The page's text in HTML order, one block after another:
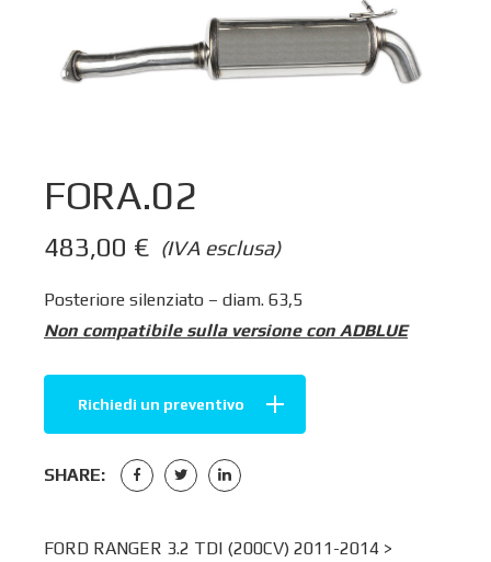
FORA.02
(IVA esclusa)
483,00 €
Posteriore silenziato – diam. 63,5
Non compatibile sulla versione con ADBLUE
Richiedi un preventivo
SHARE:
FORD RANGER 3.2 TDI (200CV) 2011-2014 >